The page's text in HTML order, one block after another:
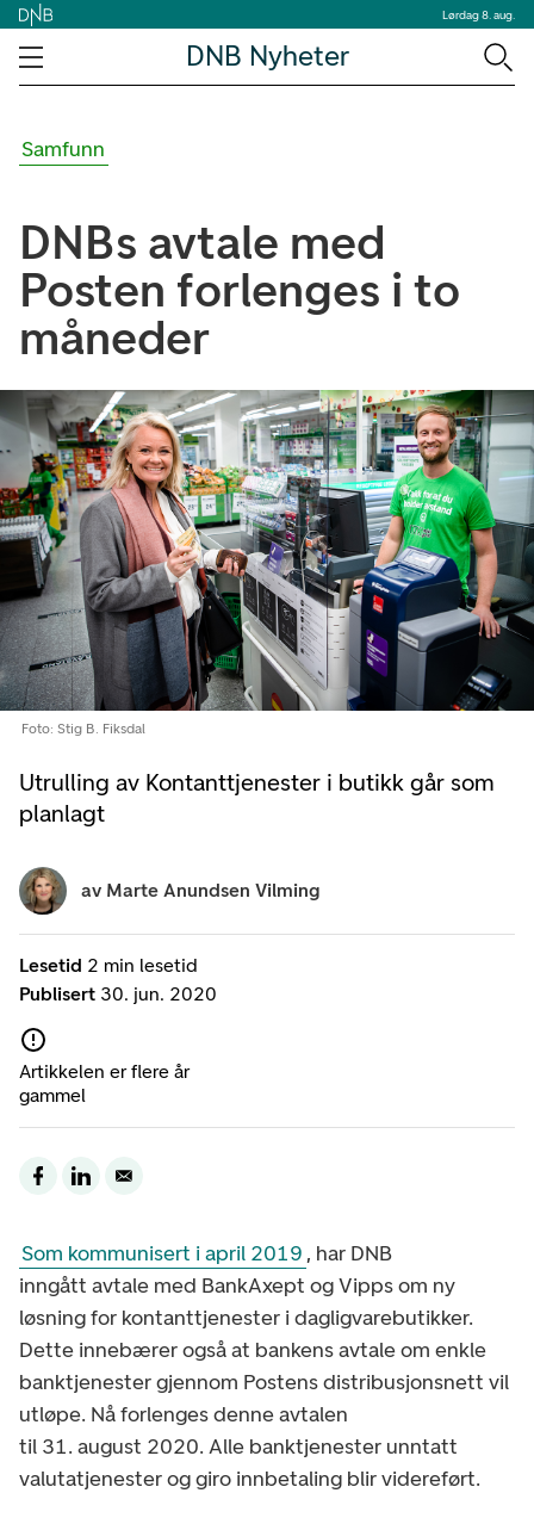
Lørdag 8. aug.
DNB Nyheter
Samfunn
DNBs avtale med
Posten forlenges i to
måneder
Utrulling av Kontanttjenester i butikk går som
planlagt
Foto: Stig B. Fiksdal
Lesetid 2 min lesetid
Publisert 30. jun. 2020
Artikkelen er flere år
gammel
av Marte Anundsen Vilming
Som kommunisert i april 2019 , har DNB
inngått avtale med BankAxept og Vipps om ny
løsning for kontanttjenester i dagligvarebutikker.
Dette innebærer også at bankens avtale om enkle
banktjenester gjennom Postens distribusjonsnett vil
utløpe. Nå forlenges denne avtalen
til 31. august 2020. Alle banktjenester unntatt
valutatjenester og giro innbetaling blir videreført.